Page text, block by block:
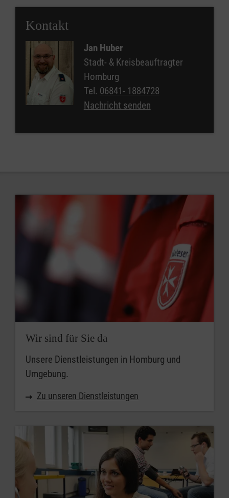
Kontakt
Jan Huber
Stadt- & Kreisbeauftragter
Homburg
Tel. 06841- 1884728
Nachricht senden
Wir sind für Sie da
Unsere Dienstleistungen in Homburg und
Umgebung.
Zu unseren Dienstleistungen